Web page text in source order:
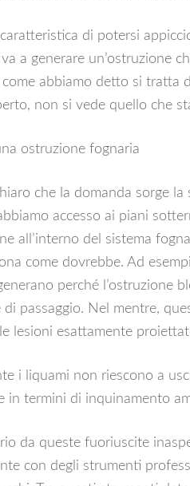
di potersi
a generare un’ostruzione
come abbiamo detto si
non si vede quello che
ostruzione fognaria
che la domanda sorge la
accesso ai piani
all’interno del sistema
come dovrebbe. Ad
perché l’ostruzione
di passaggio. Nel mentre,
lesioni esattamente
i liquami non riescono a
in termini di inquinamento
da queste fuoriuscite
con degli strumenti